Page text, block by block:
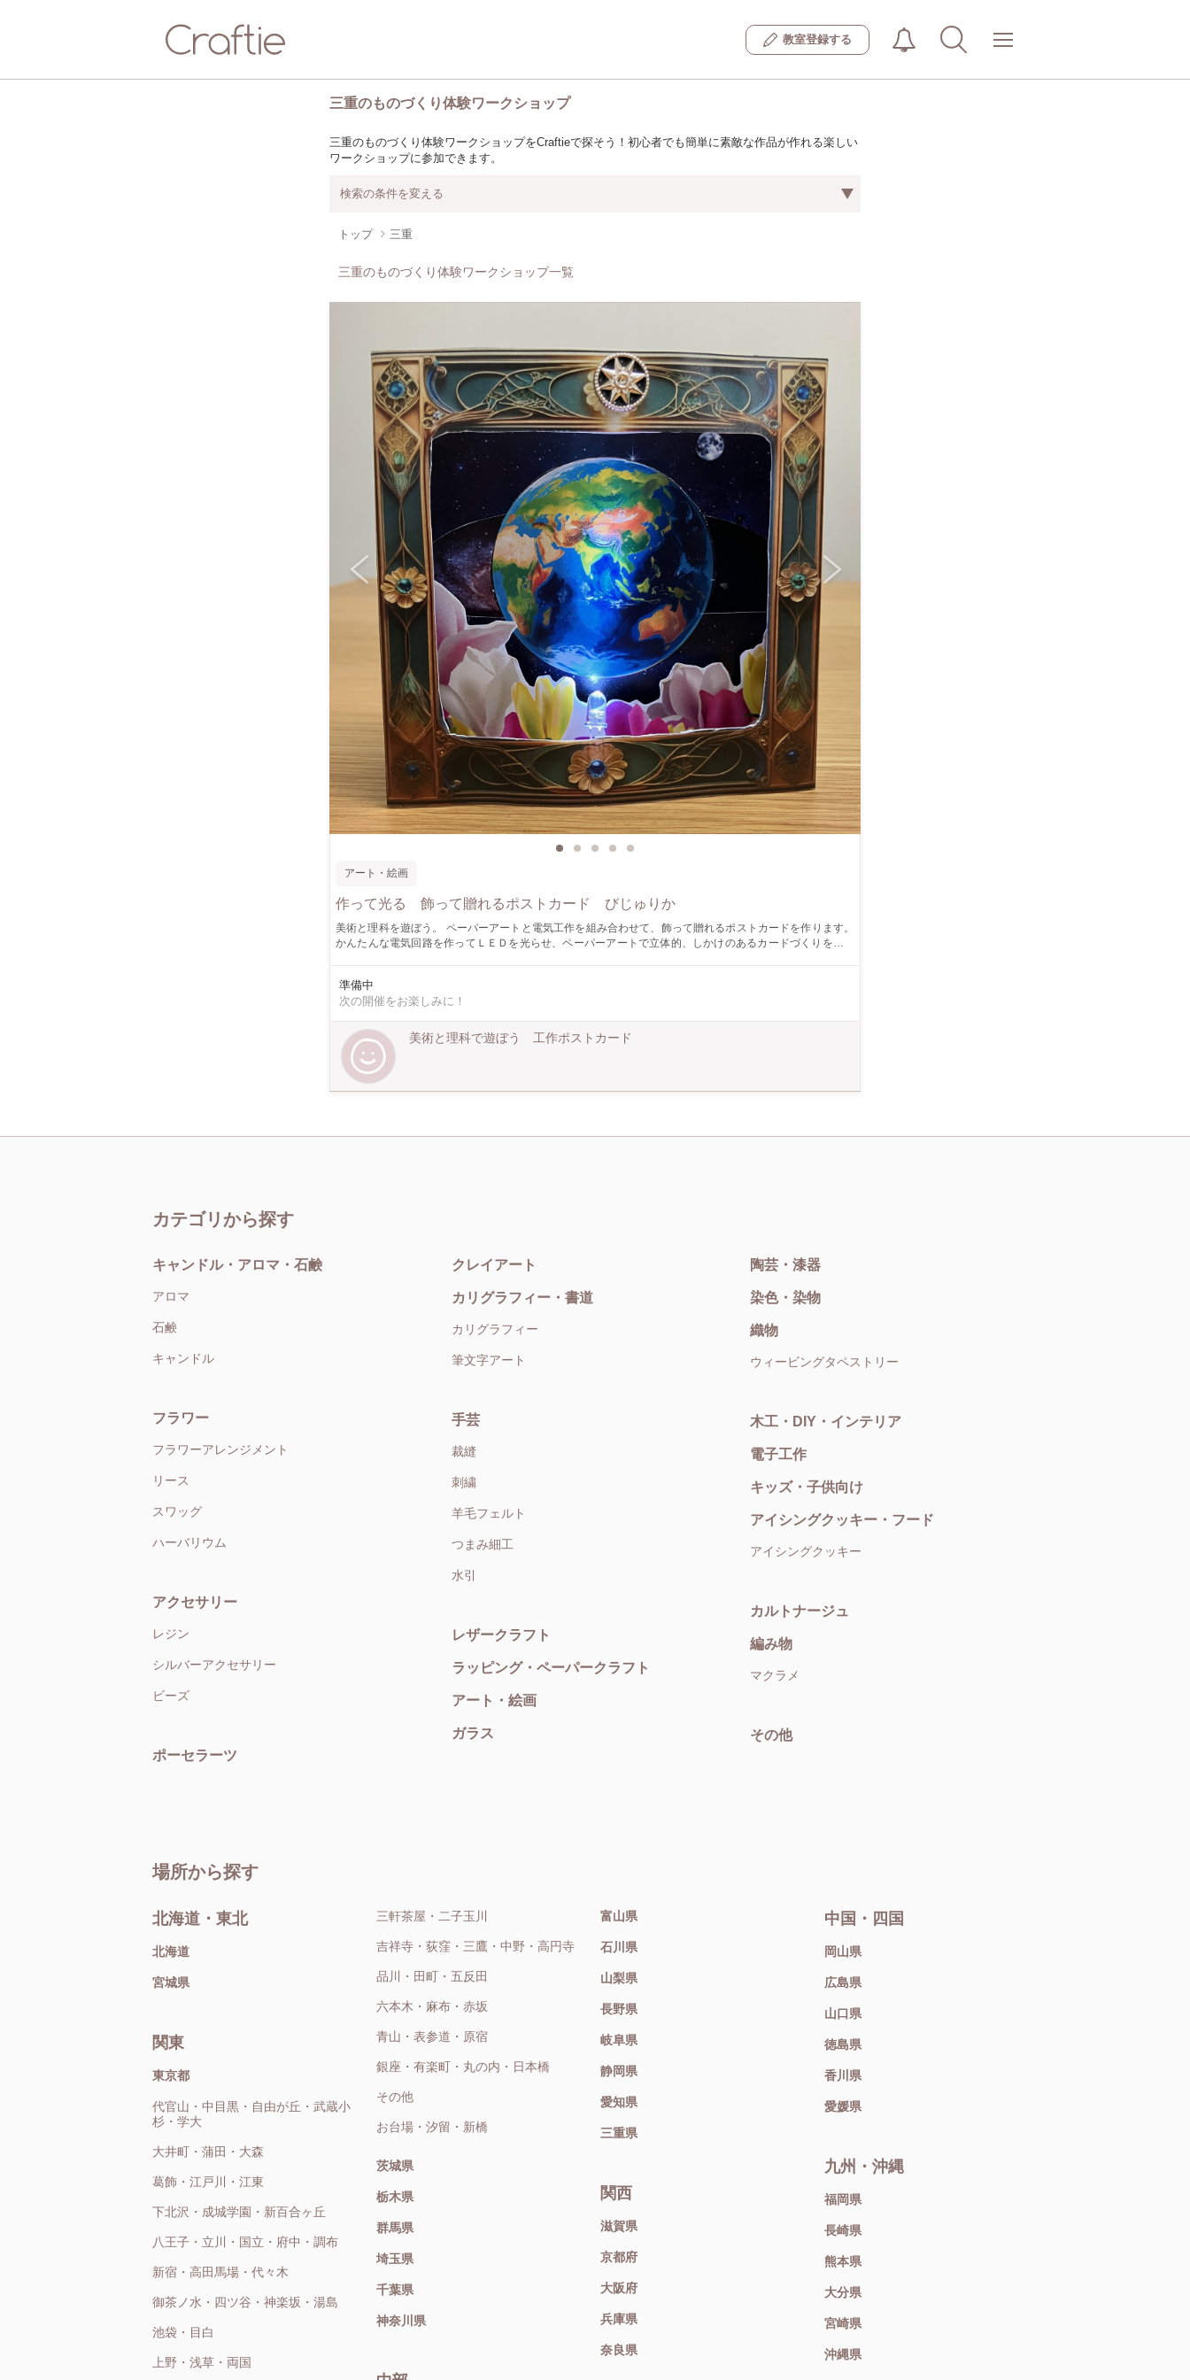
教室登録する
三重のものづくり体験ワークショップ
三重のものづくり体験ワークショップをCraftieで探そう！初心者でも簡単に素敵な作品が作れる楽しい
ワークショップに参加できます。
検索の条件を変える
トップ 三重
三重のものづくり体験ワークショップ一覧
アート・絵画
作って光る 飾って贈れるポストカード びじゅりか
美術と理科を遊ぼう。 ペーパーアートと電気工作を組み合わせて、飾って贈れるポストカードを作ります。
かんたんな電気回路を作ってＬＥＤを光らせ、ペーパーアートで立体的、しかけのあるカードづくりを楽し
お祖母ちゃん家族等に、贈ることができます。 びじゅりかシリーズ「地球」「花カゴ」「ピースforEarth」
「coffee shop」の４種類からご選択頂けます。
準備中
次の開催をお楽しみに！
美術と理科で遊ぼう 工作ポストカード
カテゴリから探す
キャンドル・アロマ・石鹸
アロマ
石鹸
キャンドル
フラワー
フラワーアレンジメント
リース
スワッグ
ハーバリウム
アクセサリー
レジン
シルバーアクセサリー
ビーズ
ポーセラーツ
クレイアート
カリグラフィー・書道
カリグラフィー
筆文字アート
手芸
裁縫
刺繍
羊毛フェルト
つまみ細工
水引
レザークラフト
ラッピング・ペーパークラフト
アート・絵画
ガラス
陶芸・漆器
染色・染物
織物
ウィービングタペストリー
木工・DIY・インテリア
電子工作
キッズ・子供向け
アイシングクッキー・フード
アイシングクッキー
カルトナージュ
編み物
マクラメ
その他
場所から探す
北海道・東北
北海道
宮城県
関東
東京都
代官山・中目黒・自由が丘・武蔵小
杉・学大
大井町・蒲田・大森
葛飾・江戸川・江東
下北沢・成城学園・新百合ヶ丘
八王子・立川・国立・府中・調布
新宿・高田馬場・代々木
御茶ノ水・四ツ谷・神楽坂・湯島
池袋・目白
上野・浅草・両国
三軒茶屋・二子玉川
吉祥寺・荻窪・三鷹・中野・高円寺
品川・田町・五反田
六本木・麻布・赤坂
青山・表参道・原宿
銀座・有楽町・丸の内・日本橋
その他
お台場・汐留・新橋
茨城県
栃木県
群馬県
埼玉県
千葉県
神奈川県
富山県
石川県
山梨県
長野県
岐阜県
静岡県
愛知県
三重県
関西
滋賀県
京都府
大阪府
兵庫県
奈良県
中国・四国
岡山県
広島県
山口県
徳島県
香川県
愛媛県
九州・沖縄
福岡県
長崎県
熊本県
大分県
宮崎県
沖縄県